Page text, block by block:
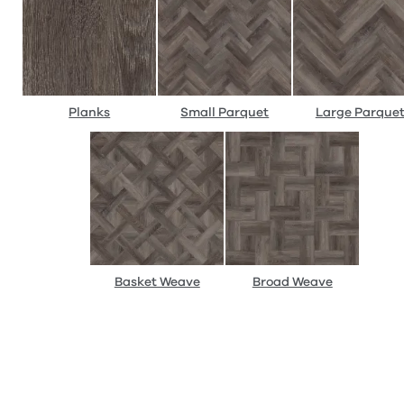
Planks Small Parquet Large Parquet
Basket Weave Broad Weave